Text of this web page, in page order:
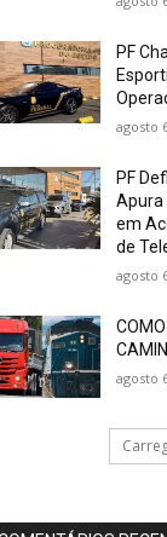
PF
agosto
PF
Apura
em
de
agosto
agosto